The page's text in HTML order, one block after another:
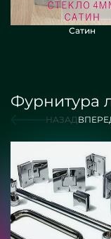
Сатин
Фурнитура
НАЗАД